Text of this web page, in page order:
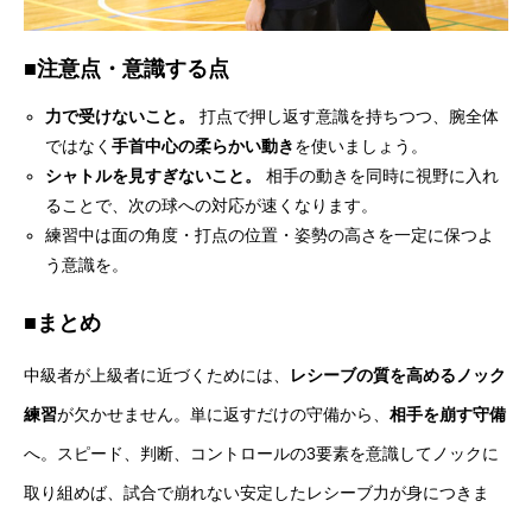
■注意点・意識する点
力で受けないこと。
打点で押し返す意識を持ちつつ、腕全体
ではなく手首中心の柔らかい動きを使いましょう。
シャトルを見すぎないこと。
相手の動きを同時に視野に入れ
ることで、次の球への対応が速くなります。
練習中は面の角度・打点の位置・姿勢の高さを一定に保つよ
う意識を。
■まとめ
中級者が上級者に近づくためには、 レシーブの質を高めるノック
練習が欠かせません。単に返すだけの守備から、 相手を崩す守備
へ。スピード、判断、コントロールの3要素を意識してノックに
取り組めば、試合で崩れない安定したレシーブ力が身につきま